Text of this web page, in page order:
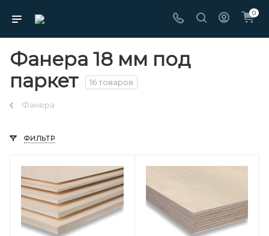
0
Фанера 18 мм под
паркет
16 товаров
Фанера
ФИЛЬТР